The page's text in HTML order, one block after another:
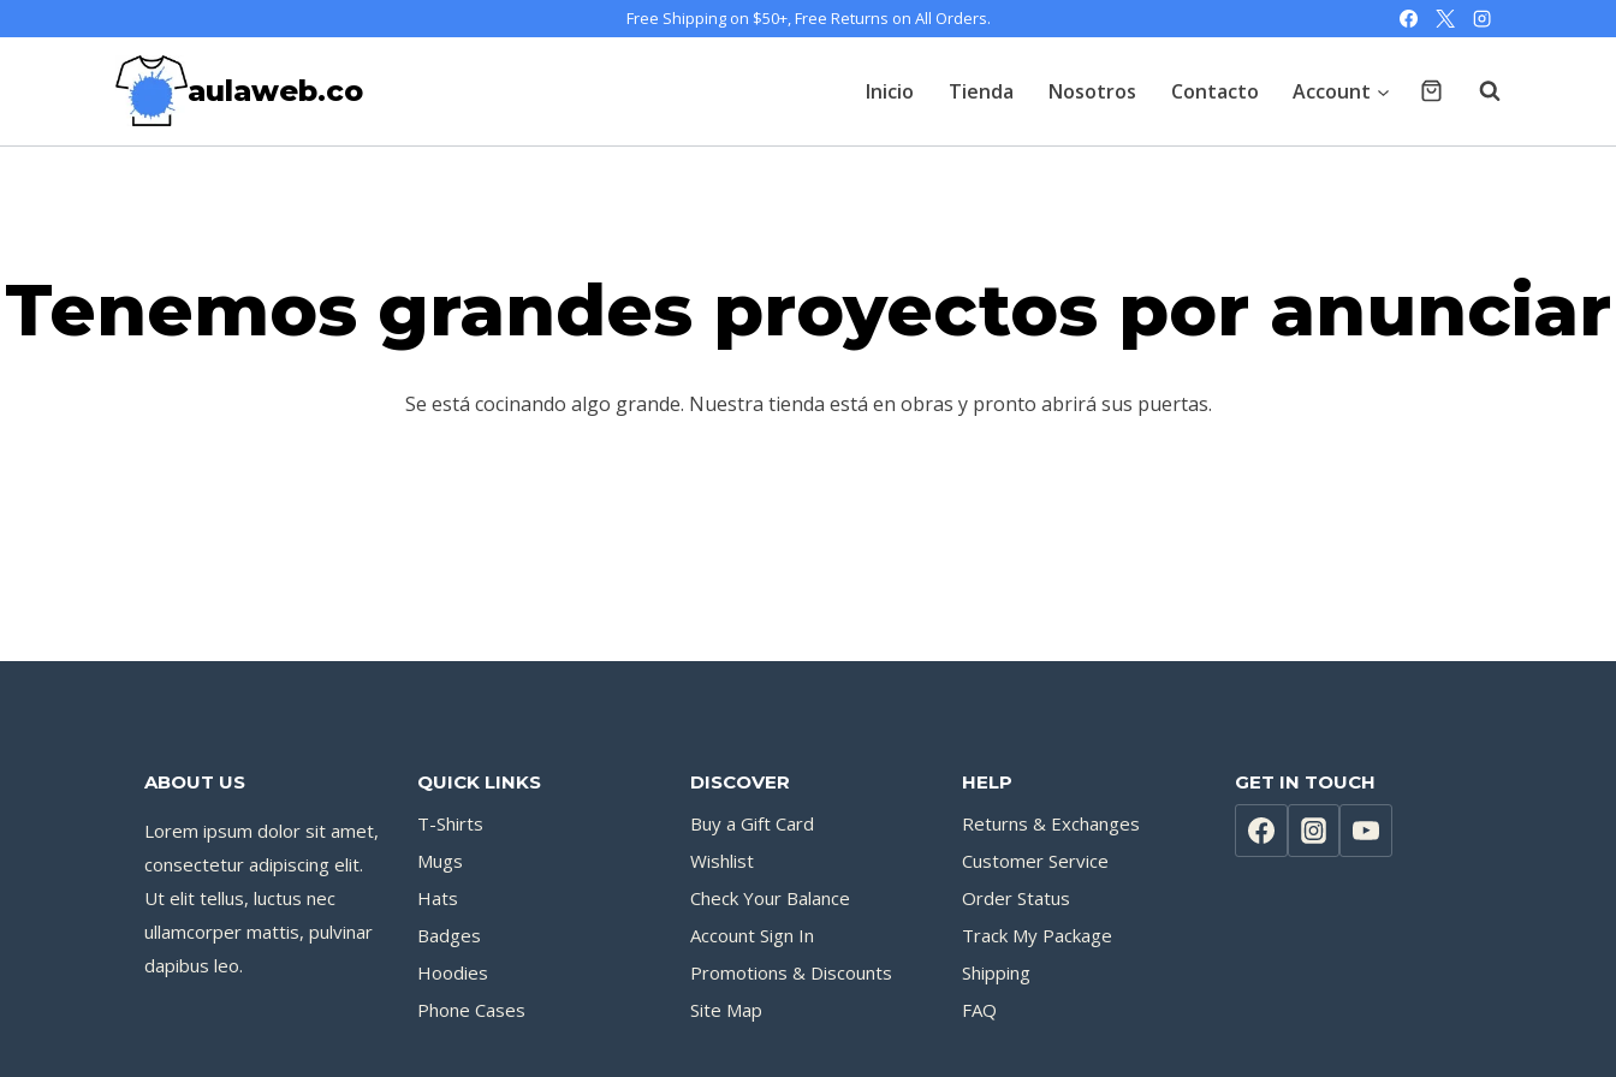
Free Shipping on $50+, Free Returns on All Orders.
aulaweb.co Inicio Tienda Nosotros Contacto Account
Tenemos grandes proyectos por anunciar
Se está cocinando algo grande. Nuestra tienda está en obras y pronto abrirá sus puertas.
ABOUT US
Lorem ipsum dolor sit amet,
consectetur adipiscing elit.
Ut elit tellus, luctus nec
ullamcorper mattis, pulvinar
dapibus leo.
QUICK LINKS
T-Shirts
Mugs
Hats
Badges
Hoodies
Phone Cases
DISCOVER
Buy a Gift Card
Wishlist
Check Your Balance
Account Sign In
Promotions & Discounts
Site Map
HELP
Returns & Exchanges
Customer Service
Order Status
Track My Package
Shipping
FAQ
GET IN TOUCH